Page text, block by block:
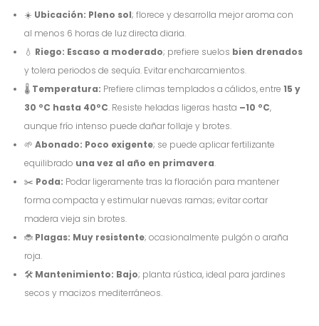
☀️ Ubicación: Pleno sol; florece y desarrolla mejor aroma con
al menos 6 horas de luz directa diaria.
💧 Riego: Escaso a moderado; prefiere suelos bien drenados
y tolera periodos de sequía. Evitar encharcamientos.
🌡️ Temperatura: Prefiere climas templados a cálidos, entre15 y
30 ºC hasta 40ºC. Resiste heladas ligeras hasta –10 ºC,
aunque frío intenso puede dañar follaje y brotes.
🌱Abonado: Poco exigente; se puede aplicar fertilizante
equilibrado una vez al año en primavera.
✂️ Poda: Podar ligeramente tras la floración para mantener
forma compacta y estimular nuevas ramas; evitar cortar
madera vieja sin brotes.
🐞 Plagas: Muy resistente; ocasionalmente pulgón o araña
roja.
🛠️ Mantenimiento: Bajo; planta rústica, ideal para jardines
secos y macizos mediterráneos.